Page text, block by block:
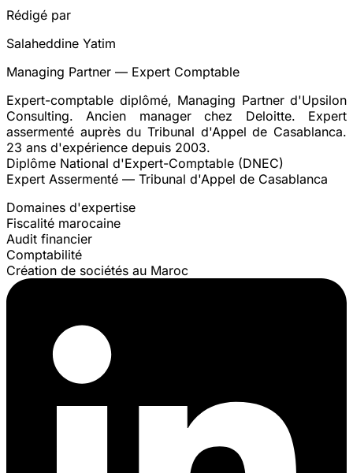
Rédigé par
Salaheddine Yatim
Managing Partner — Expert Comptable
Expert-comptable diplômé, Managing Partner d'Upsilon
Consulting. Ancien manager chez Deloitte. Expert
assermenté auprès du Tribunal d'Appel de Casablanca.
23 ans d'expérience depuis 2003.
Diplôme National d'Expert-Comptable (DNEC)
Expert Assermenté — Tribunal d'Appel de Casablanca
Domaines d'expertise
Fiscalité marocaine
Audit financier
Comptabilité
Création de sociétés au Maroc